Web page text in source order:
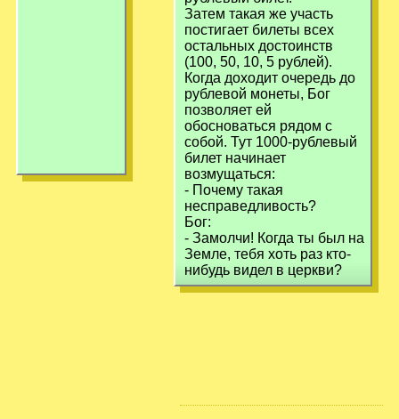
Затем такая же участь
постигает билеты всех
остальных достоинств
(100, 50, 10, 5 рублей).
Когда доходит очередь до
рублевой монеты, Бог
позволяет ей
обосноваться рядом с
собой. Тут 1000-рублевый
билет начинает
возмущаться:
- Почему такая
несправедливость?
Бог:
- Замолчи! Когда ты был на
Земле, тебя хоть раз кто-
нибудь видел в церкви?